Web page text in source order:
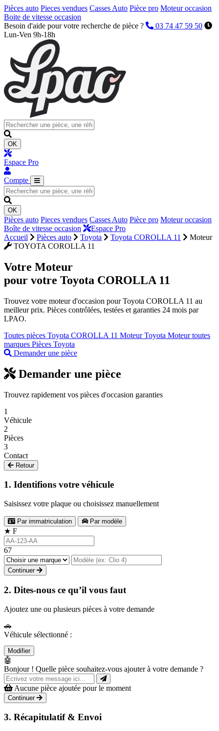
Pièces auto Pieces vendues Casses Auto Pièce pro Moteur occasion
Boite de vitesse occasion
Besoin d'aide pour votre recherche de pièce ?
03 74 47 59 50
Lun-Ven 9h-18h
OK
Espace Pro
Compte
OK
Pièces auto Pieces vendues Casses Auto Pièce pro Moteur occasion
Boîte de vitesse occasion
Espace Pro
Accueil
Pièces auto Toyota Toyota COROLLA 11
Moteur
TOYOTA COROLLA 11
Votre Moteur
pour votre Toyota COROLLA 11
Trouvez votre moteur d'occasion pour Toyota COROLLA 11 au
meilleur prix. Pièces contrôlées, testées et garanties 24 mois par
LPAO.
Toutes pièces Toyota COROLLA 11 Moteur Toyota Moteur toutes
marques Pièces Toyota
Demander une pièce
Demander une pièce
Trouvez rapidement vos pièces d'occasion garanties
1
Véhicule
2
Pièces
3
Contact
Retour
1. Identifions votre véhicule
Saisissez votre plaque ou choisissez manuellement
Par immatriculation Par modèle
★ F
67
Continuer
2. Dites-nous ce qu’il vous faut
Ajoutez une ou plusieurs pièces à votre demande
🚗
Véhicule sélectionné :
Modifier
🤖
Bonjour ! Quelle pièce souhaitez-vous ajouter à votre demande ?
Aucune pièce ajoutée pour le moment
Continuer
3. Récapitulatif & Envoi